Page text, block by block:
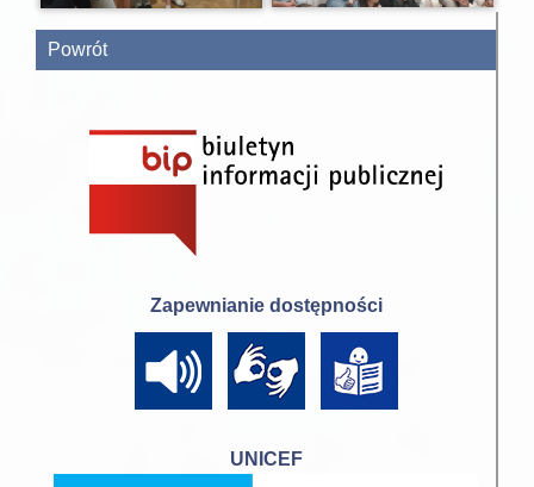
Powrót
Zapewnianie dostępności
UNICEF